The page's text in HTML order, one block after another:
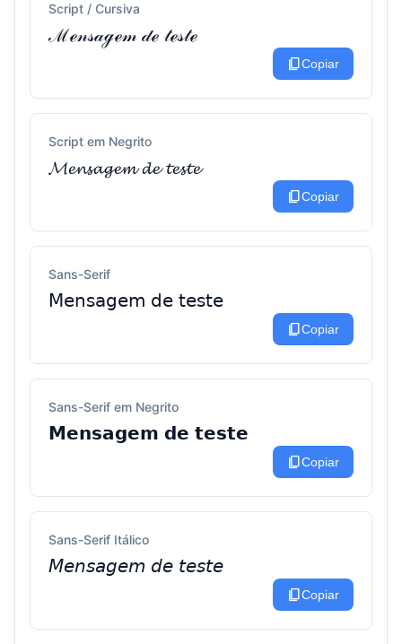
Script / Cursiva
ℳℯ𝓃𝓈𝒶ℊℯ𝓂 𝒹ℯ 𝓉ℯ𝓈𝓉ℯ
content_copyCopiar
Script em Negrito
𝓜𝓮𝓷𝓼𝓪𝓰𝓮𝓶 𝓭𝓮 𝓽𝓮𝓼𝓽𝓮
content_copyCopiar
Sans-Serif
𝖬𝖾𝗇𝗌𝖺𝗀𝖾𝗆 𝖽𝖾 𝗍𝖾𝗌𝗍𝖾
content_copyCopiar
Sans-Serif em Negrito
𝗠𝗲𝗻𝘀𝗮𝗴𝗲𝗺 𝗱𝗲 𝘁𝗲𝘀𝘁𝗲
content_copyCopiar
Sans-Serif Itálico
𝘔𝘦𝘯𝘴𝘢𝘨𝘦𝘮 𝘥𝘦 𝘵𝘦𝘴𝘵𝘦
content_copyCopiar